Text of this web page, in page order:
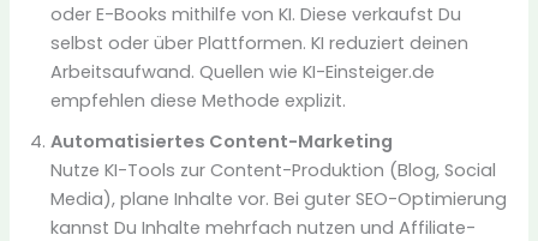
oder E-Books mithilfe von KI. Diese verkaufst Du
selbst oder über Plattformen. KI reduziert deinen
Arbeitsaufwand. Quellen wie KI-Einsteiger.de
empfehlen diese Methode explizit.
Automatisiertes Content-Marketing
Nutze KI-Tools zur Content-Produktion (Blog, Social
Media), plane Inhalte vor. Bei guter SEO-Optimierung
kannst Du Inhalte mehrfach nutzen und Affiliate-